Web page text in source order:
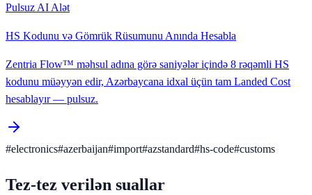
Pulsuz AI Alət
HS Kodunu və Gömrük Rüsumunu Anında Hesabla
Zentria Flow™ məhsul adına görə saniyələr içində 8 rəqəmli HS
kodunu müəyyən edir, Azərbaycana idxal üçün tam Landed Cost
hesablayır — pulsuz.
#electronics#azerbaijan#import#azstandard#hs-code#customs
Tez-tez verilən suallar